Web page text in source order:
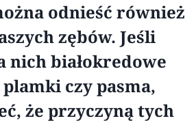
odnieść również
zębów. Jeśli
nich białokredowe
czy pasma,
że przyczyną tych